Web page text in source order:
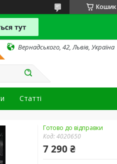
Кошик
Вернадського, 42, Львів, Україна
Статті
Готово до відправки
Код:4020650
7 290 ₴